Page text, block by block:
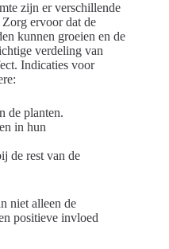
zijn er verschillende
ervoor dat de
kunnen groeien en de
verdeling van
Indicaties voor
de planten.
in hun
de rest van de
niet alleen de
positieve invloed